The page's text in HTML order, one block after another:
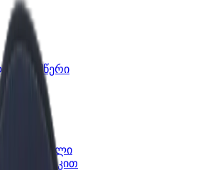
გამომწერი
მძღოლი
გრაფიკით